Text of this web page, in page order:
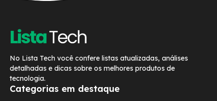
No Lista Tech você confere listas atualizadas, análises
detalhadas e dicas sobre os melhores produtos de
tecnologia.
Categorias em destaque